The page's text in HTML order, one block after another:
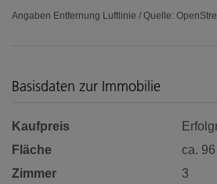
Angaben Entfernung Luftlinie / Quelle:
Basisdaten zur Immobilie
Kaufpreis
Fläche
ca.
Zimmer 3